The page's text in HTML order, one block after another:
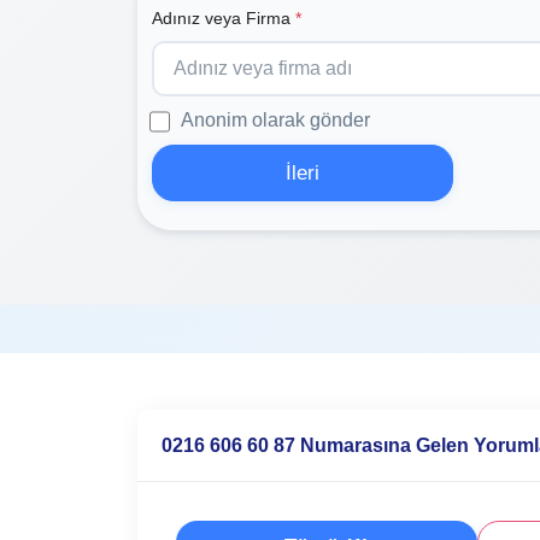
Adınız veya Firma *
Anonim olarak gönder
İleri
0216 606 60 87 Numarasına Gelen